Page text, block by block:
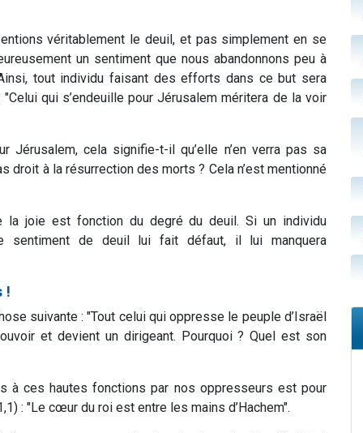
véritablement le deuil, et pas simplement en se
un sentiment que nous abandonnons peu à
tout individu faisant des efforts dans ce but sera
qui s’endeuille pour Jérusalem méritera de la voir
Jérusalem, cela signifie-t-il qu’elle n’en verra pas sa
droit à la résurrection des morts ? Cela n’est mentionné
joie est fonction du degré du deuil. Si un individu
sentiment de deuil lui fait défaut, il lui manquera
!
suivante : "Tout celui qui oppresse le peuple d’Israël
et devient un dirigeant. Pourquoi ? Quel est son
à ces hautes fonctions par nos oppresseurs est pour
: "Le cœur du roi est entre les mains d’Hachem".